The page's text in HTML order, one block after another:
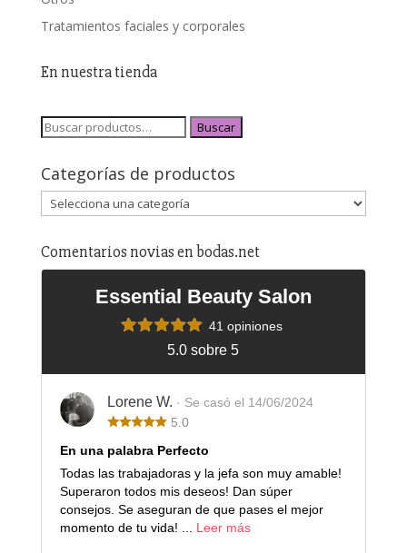
Tratamientos faciales y corporales
En nuestra tienda
Buscar
Categorías de productos
Comentarios novias en bodas.net
Essential Beauty Salon
41 opiniones
5.0 sobre 5
Lorene W. · Se casó el 14/06/2024
5.0
En una palabra Perfecto
Todas las trabajadoras y la jefa son muy amable!
Superaron todos mis deseos! Dan súper
consejos. Se aseguran de que pases el mejor
momento de tu vida! ... Leer más